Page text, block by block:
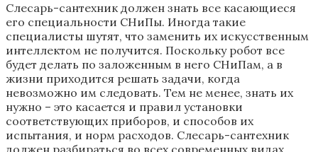
Слесарь-сантехник должен знать все касающиеся
его специальности СНиПы. Иногда такие
специалисты шутят, что заменить их искусственным
интеллектом не получится. Поскольку робот все
будет делать по заложенным в него СНиПам, а в
жизни приходится решать задачи, когда
невозможно им следовать. Тем не менее, знать их
нужно – это касается и правил установки
соответствующих приборов, и способов их
испытания, и норм расходов. Слесарь-сантехник